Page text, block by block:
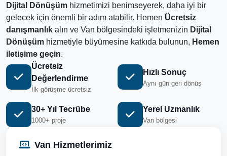
Dijital Dönüşüm hizmetimizi benimseyerek, daha iyi bir
gelecek için önemli bir adım atabilir. Hemen Ücretsiz
danışmanlık alın ve Van bölgesindeki işletmenizin Dijital
Dönüşüm hizmetiyle büyümesine katkıda bulunun, Hemen
iletişime geçin.
Ücretsiz
Değerlendirme
İlk görüşme ücretsiz
Hızlı Sonuç
Aynı gün geri dönüş
30+ Yıl Tecrübe
1000+ proje
Yerel Uzmanlık
Van bölgesi
Van Hizmetlerimiz